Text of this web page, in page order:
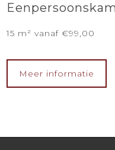
15 m² vanaf €99,00
Meer informatie